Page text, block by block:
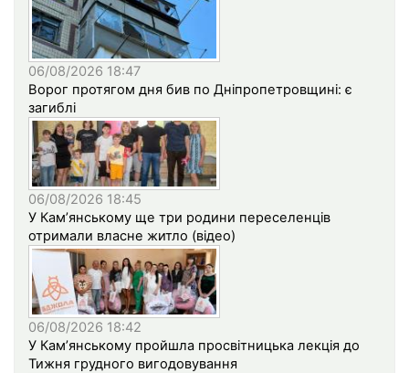
06/08/2026 18:47
Ворог протягом дня бив по Дніпропетровщині: є
загиблі
06/08/2026 18:45
У Кам’янському ще три родини переселенців
отримали власне житло (відео)
06/08/2026 18:42
У Кам’янському пройшла просвітницька лекція до
Тижня грудного вигодовування